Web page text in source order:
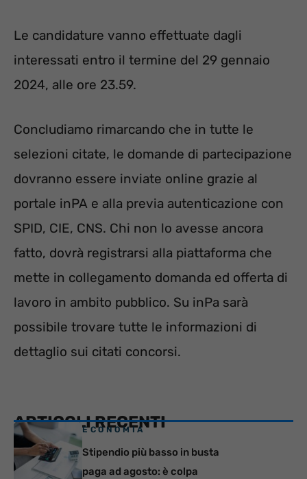
Le candidature vanno effettuate dagli
interessati entro il termine del 29 gennaio
2024, alle ore 23.59.
Concludiamo rimarcando che in tutte le
selezioni citate, le domande di partecipazione
dovranno essere inviate online grazie al
portale inPA e alla previa autenticazione con
SPID, CIE, CNS. Chi non lo avesse ancora
fatto, dovrà registrarsi alla piattaforma che
mette in collegamento domanda ed offerta di
lavoro in ambito pubblico. Su inPa sarà
possibile trovare tutte le informazioni di
dettaglio sui citati concorsi.
ARTICOLI RECENTI
ECONOMIA
Stipendio più basso in busta
paga ad agosto: è colpa